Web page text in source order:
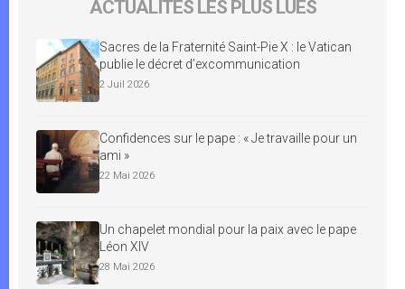
ACTUALITÉS LES PLUS LUES
Sacres de la Fraternité Saint-Pie X : le Vatican
publie le décret d’excommunication
2 Juil 2026
Confidences sur le pape : « Je travaille pour un
ami »
22 Mai 2026
Un chapelet mondial pour la paix avec le pape
Léon XIV
28 Mai 2026